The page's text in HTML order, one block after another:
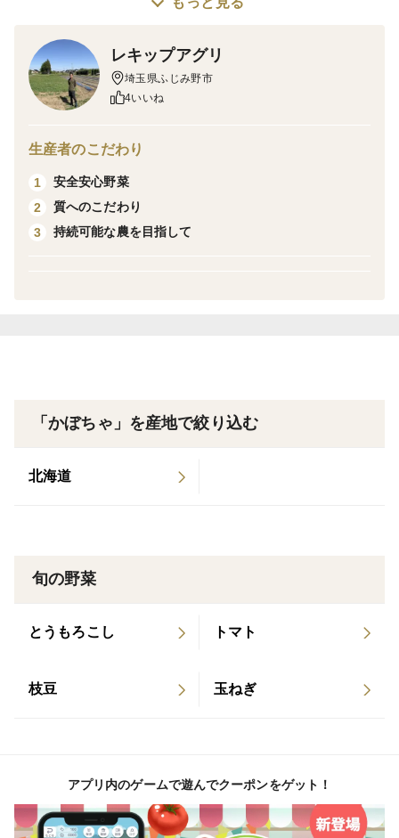
注記) 箱に記載の収穫日から2週間から4週間追熟させて
からお召し上がりください。
レキップアグリ
埼玉県ふじみ野市
4いいね
生産者のこだわり
1
安全安心野菜
2
質へのこだわり
3
持続可能な農を目指して
「かぼちゃ」を産地で絞り込む
北海道
旬の野菜
とうもろこし トマト
枝豆 玉ねぎ
アプリ内のゲームで遊んでクーポンをゲット！